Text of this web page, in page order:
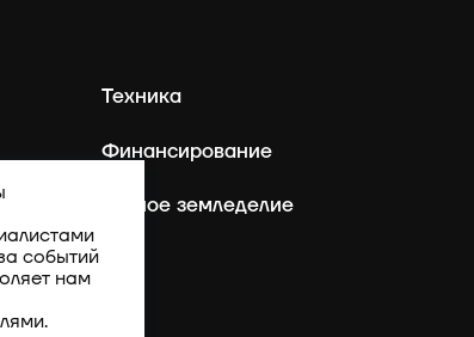
Техника
Финансирование
Точное земледелие
событий
нам